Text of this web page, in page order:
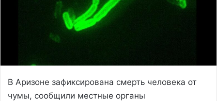
В Аризоне зафиксирована смерть человека от
чумы, сообщили местные органы